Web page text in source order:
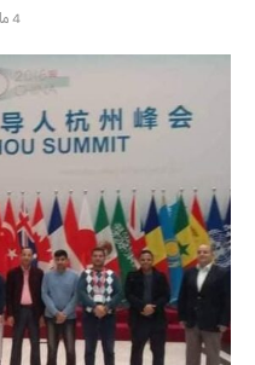
4 ماي، 2026